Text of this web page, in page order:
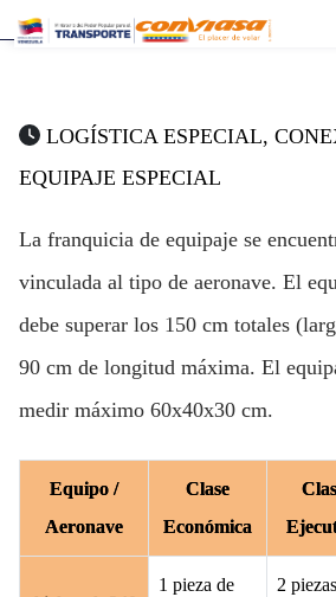
LOGÍSTICA ESPECIAL,
EQUIPAJE ESPECIAL
La franquicia de equipaje se
vinculada al tipo de aeronave. El
debe superar los 150 cm totales
90 cm de longitud máxima. El
medir máximo 60x40x30 cm.
Equipo /
Aeronave
Clase
Económica
1 pieza de
2